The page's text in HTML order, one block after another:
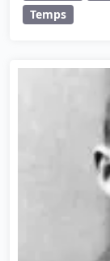
Temps